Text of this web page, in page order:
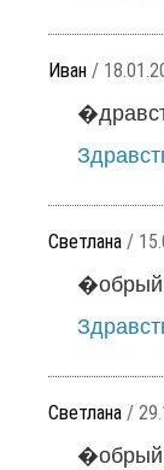
Иван /
Светлана /
�обрый
Светлана /
�обрый